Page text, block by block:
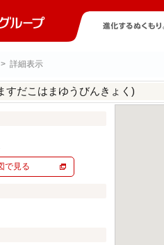
> 詳細表示
すだこはまゆうびんきょく)
で見る